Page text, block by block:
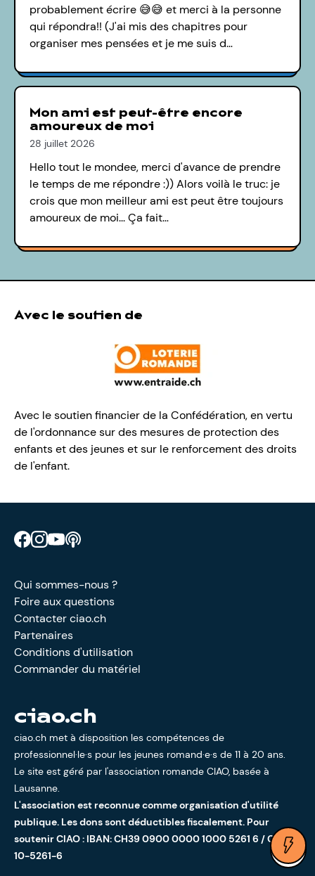
probablement écrire 😅😅 et merci à la personne
qui répondra!! (J'ai mis des chapitres pour
organiser mes pensées et je me suis d…
Mon ami est peut-être encore
amoureux de moi
28 juillet 2026
Hello tout le mondee, merci d'avance de prendre
le temps de me répondre :)) Alors voilà le truc: je
crois que mon meilleur ami est peut être toujours
amoureux de moi... Ça fait…
Avec le soutien de
Avec le soutien financier de la Confédération, en vertu
de l'ordonnance sur des mesures de protection des
enfants et des jeunes et sur le renforcement des droits
de l'enfant.
Retrouve CIAO sur Facebook
Retrouve CIAO sur Instagram
Retrouve CIAO sur YouTube
Qui sommes-nous ?
Foire aux questions
Contacter ciao.ch
Partenaires
Conditions d'utilisation
Commander du matériel
ciao.ch
ciao.ch met à disposition les compétences de
professionnel·le·s pour les jeunes romand·e·s de 11 à 20 ans.
Le site est géré par l'association romande CIAO, basée à
Lausanne.
L'association est reconnue comme organisation d'utilité
publique. Les dons sont déductibles fiscalement. Pour
soutenir CIAO : IBAN: CH39 0900 0000 1000 5261 6 / CCP:
10-5261-6